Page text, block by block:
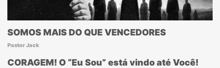
SOMOS MAIS DO QUE VENCEDORES
Pastor Jack
CORAGEM! O “Eu Sou” está vindo até Você!